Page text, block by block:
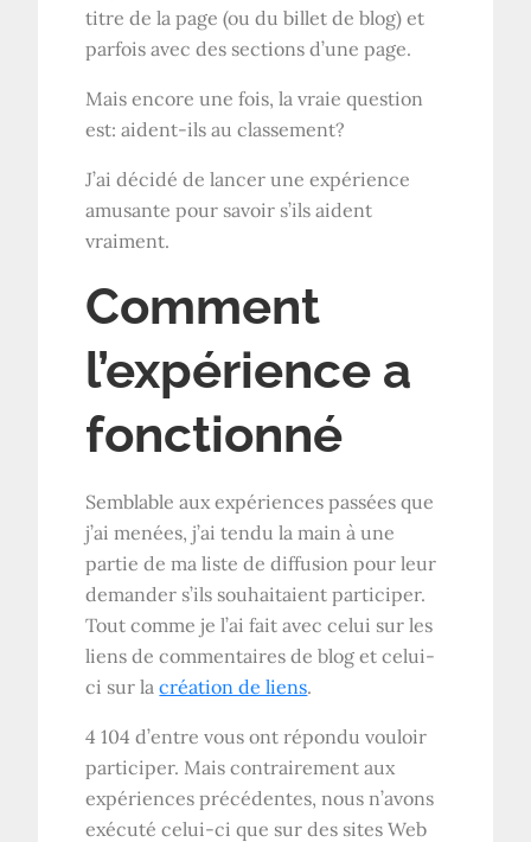
titre de la page (ou du billet de blog) et
parfois avec des sections d’une page.
Mais encore une fois, la vraie question
est: aident-ils au classement?
J’ai décidé de lancer une expérience
amusante pour savoir s’ils aident
vraiment.
Comment
l’expérience a
fonctionné
Semblable aux expériences passées que
j’ai menées, j’ai tendu la main à une
partie de ma liste de diffusion pour leur
demander s’ils souhaitaient participer.
Tout comme je l’ai fait avec celui sur les
liens de commentaires de blog et celui-
ci sur lacréation de liens.
4 104 d’entre vous ont répondu vouloir
participer. Mais contrairement aux
expériences précédentes, nous n’avons
exécuté celui-ci que sur des sites Web